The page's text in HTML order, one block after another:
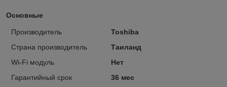
Основные
Производитель
Toshiba
Страна производитель
Таиланд
Wi-Fi модуль
Нет
Гарантийный срок
36 мес